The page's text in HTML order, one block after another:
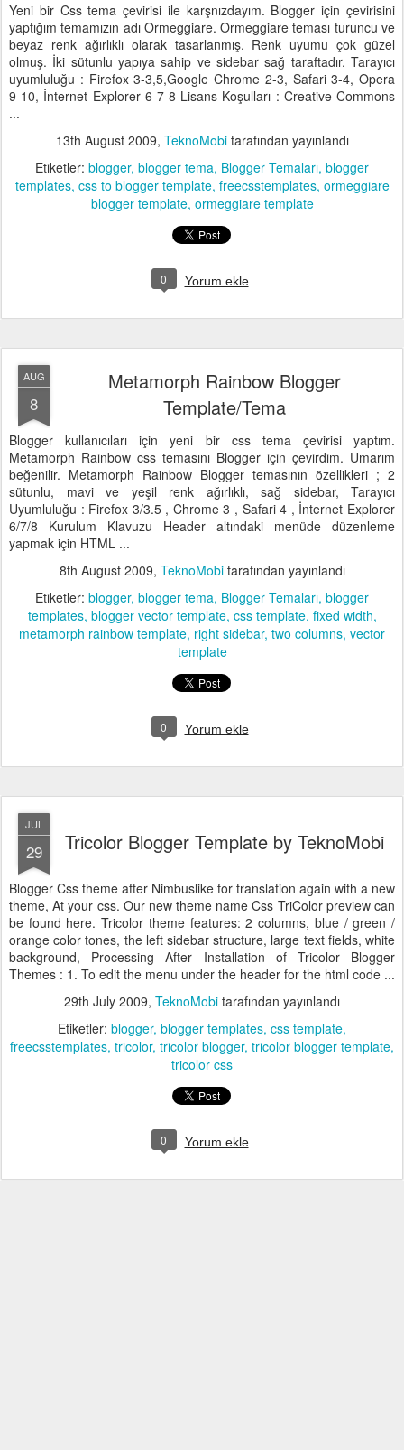
Yeni bir Css tema çevirisi ile karşnızdayım. Blogger için çevirisini
yaptığım temamızın adı Ormeggiare. Ormeggiare teması turuncu ve
beyaz renk ağırlıklı olarak tasarlanmış. Renk uyumu çok güzel
olmuş. İki sütunlu yapıya sahip ve sidebar sağ taraftadır. Tarayıcı
uyumluluğu : Firefox 3-3,5,Google Chrome 2-3, Safari 3-4, Opera
9-10, İnternet Explorer 6-7-8 Lisans Koşulları : Creative Commons
...
13th August 2009, TeknoMobitarafından yayınlandı
Etiketler: blogger blogger tema Blogger Temaları blogger
templates css to blogger template freecsstemplates ormeggiare
blogger template ormeggiare template
0 Yorum ekle
AUG
8
Metamorph Rainbow Blogger
Template/Tema
Blogger kullanıcıları için yeni bir css tema çevirisi yaptım.
Metamorph Rainbow css temasını Blogger için çevirdim. Umarım
beğenilir. Metamorph Rainbow Blogger temasının özellikleri ; 2
sütunlu, mavi ve yeşil renk ağırlıklı, sağ sidebar, Tarayıcı
Uyumluluğu : Firefox 3/3.5 , Chrome 3 , Safari 4 , İnternet Explorer
6/7/8 Kurulum Klavuzu Header altındaki menüde düzenleme
yapmak için HTML ...
8th August 2009, TeknoMobitarafından yayınlandı
Etiketler: blogger blogger tema Blogger Temaları blogger
templates blogger vector template css template fixed width
metamorph rainbow template right sidebar two columns vector
template
0 Yorum ekle
JUL
29 Tricolor Blogger Template by TeknoMobi
Blogger Css theme after Nimbuslike for translation again with a new
theme, At your css. Our new theme name Css TriColor preview can
be found here. Tricolor theme features: 2 columns, blue / green /
orange color tones, the left sidebar structure, large text fields, white
background, Processing After Installation of Tricolor Blogger
Themes : 1. To edit the menu under the header for the html code ...
29th July 2009, TeknoMobi tarafından yayınlandı
Etiketler: blogger blogger templates css template
freecsstemplates tricolor tricolor blogger tricolor blogger template
tricolor css
0 Yorum ekle